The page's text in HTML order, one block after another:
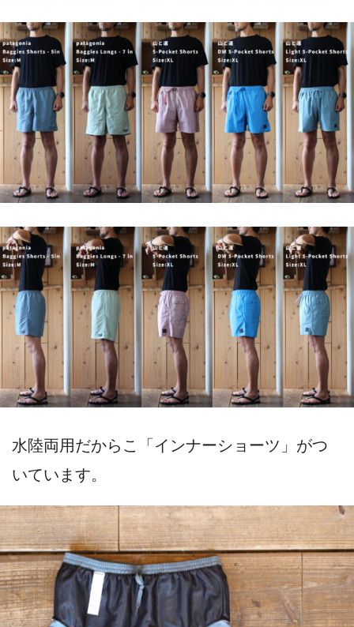
水陸両用だからこ「インナーショーツ」がつ
いています。